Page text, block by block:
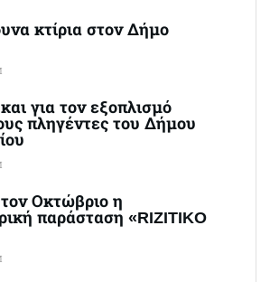
κτίρια στον Δήμο
για τον εξοπλισμό
πληγέντες του Δήμου
Οκτώβριο η
παράσταση «RIZITIKO